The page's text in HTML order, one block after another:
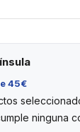
45€
ninguna